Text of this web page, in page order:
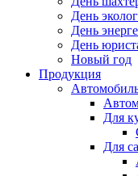
День
День
День
Новый год
Продукция
Для
Для